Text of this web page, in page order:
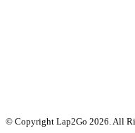
© Copyright Lap2Go 2026. All